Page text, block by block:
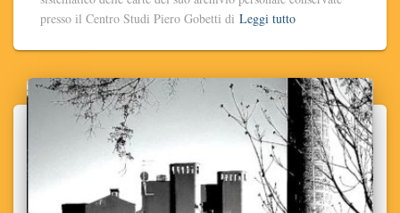
presso il Centro Studi Piero Gobetti di Leggi tutto